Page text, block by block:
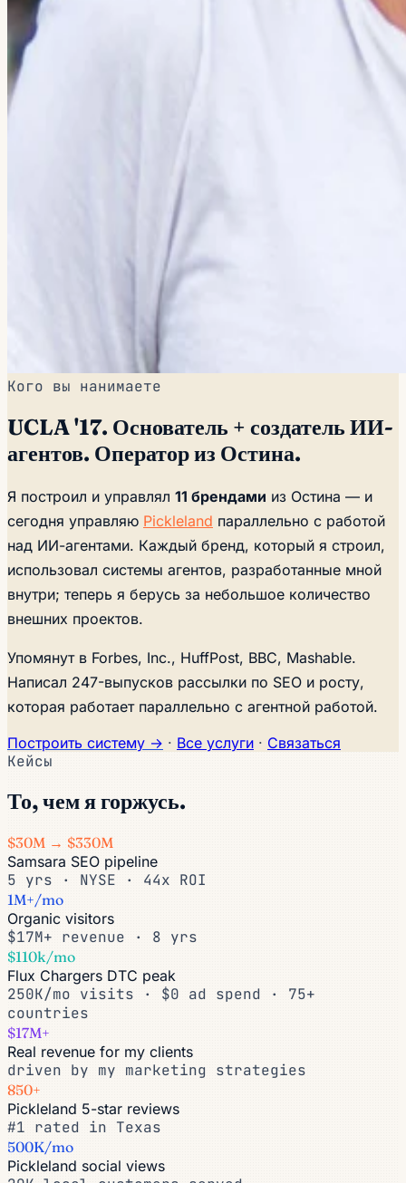
Кого вы нанимаете
UCLA '17. Основатель + создатель ИИ-
агентов. Оператор из Остина.
Я построил и управлял 11 брендами из Остина — и
сегодня управляю Pickleland параллельно с работой
над ИИ-агентами. Каждый бренд, который я строил,
использовал системы агентов, разработанные мной
внутри; теперь я берусь за небольшое количество
внешних проектов.
Упомянут в Forbes, Inc., HuffPost, BBC, Mashable.
Написал 247-выпусков рассылки по SEO и росту,
которая работает параллельно с агентной работой.
Построить систему → · Все услуги · Связаться
Кейсы
То, чем я горжусь.
$30M → $330M
Samsara SEO pipeline
5 yrs · NYSE · 44x ROI
1M+/mo
Organic visitors
$17M+ revenue · 8 yrs
$110k/mo
Flux Chargers DTC peak
250K/mo visits · $0 ad spend · 75+
countries
$17M+
Real revenue for my clients
driven by my marketing strategies
850+
Pickleland 5-star reviews
#1 rated in Texas
500K/mo
Pickleland social views